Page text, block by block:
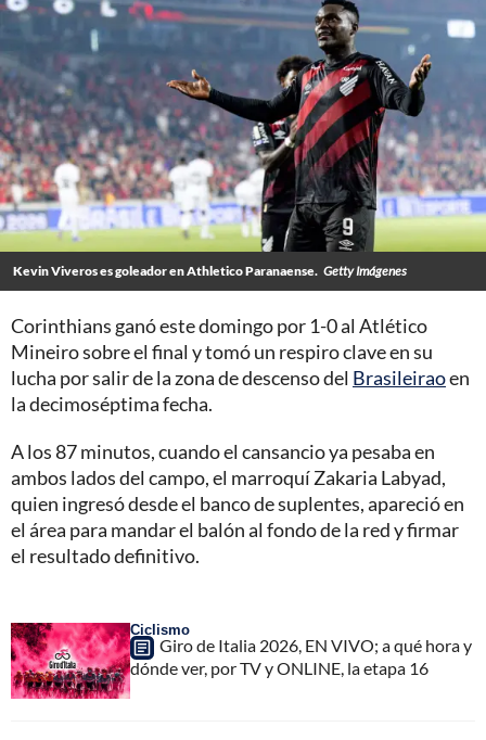
Kevin Viveros es goleador en Athletico Paranaense. Getty Imágenes
Corinthians ganó este domingo por 1-0 al Atlético
Mineiro sobre el final y tomó un respiro clave en su
lucha por salir de la zona de descenso del Brasileiraoen
la decimoséptima fecha.
A los 87 minutos, cuando el cansancio ya pesaba en
ambos lados del campo, el marroquí Zakaria Labyad,
quien ingresó desde el banco de suplentes, apareció en
el área para mandar el balón al fondo de la red y firmar
el resultado definitivo.
Ciclismo
Giro de Italia 2026, EN VIVO; a qué hora y
dónde ver, por TV y ONLINE, la etapa 16